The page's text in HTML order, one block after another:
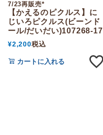
7/23再販売*
【かえるのピクルス】に
じいろピクルス(ビーンド
ール/だいだい)107268-17
¥2,200税込
カートに入れる